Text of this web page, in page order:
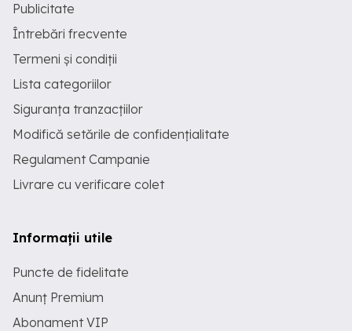
Publicitate
Întrebări frecvente
Termeni și condiții
Lista categoriilor
Siguranța tranzacțiilor
Modifică setările de confidențialitate
Regulament Campanie
Livrare cu verificare colet
Informații utile
Puncte de fidelitate
Anunț Premium
Abonament VIP